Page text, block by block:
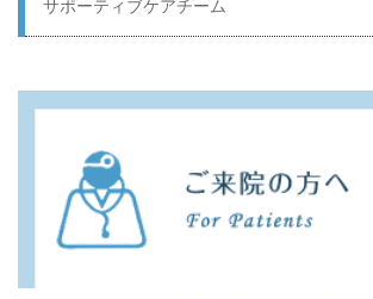
サポーティブケアチーム